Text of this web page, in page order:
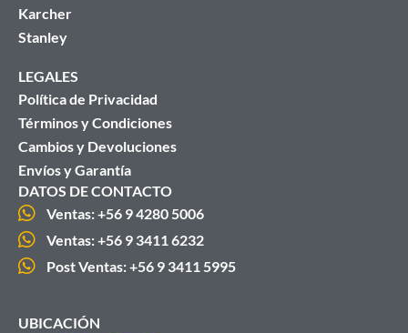
Karcher
Stanley
LEGALES
Política de Privacidad
Términos y Condiciones
Cambios y Devoluciones
Envíos y Garantía
DATOS DE CONTACTO
Ventas: +56 9 4280 5006
Ventas: +56 9 3411 6232
Post Ventas: +56 9 3411 5995
UBICACIÓN